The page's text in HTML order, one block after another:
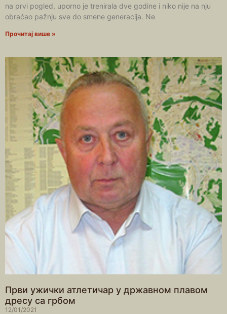
na prvi pogled, uporno je trenirala dve godine i niko nije na nju
obraćao pažnju sve do smene generacija. Ne
Прочитај више »
Први ужички атлетичар у државном плавом
дресу са грбом
12/01/2021